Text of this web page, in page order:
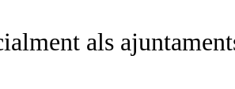
als